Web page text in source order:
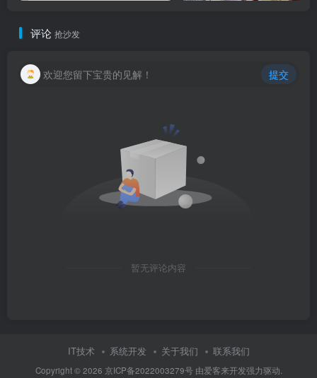
评论 抢沙发
欢迎您留下宝贵的见解！ 提交
暂无评论内容
IT技术 系统开发 关于我们 联系我们
Copyright ©2026 京ICP备2022003279号由爱客来开发强力驱动.